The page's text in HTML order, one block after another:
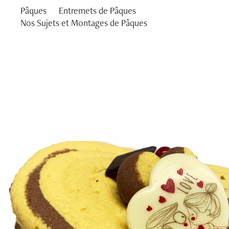
Pâques
Entremets de Pâques
Nos Sujets et Montages de Pâques